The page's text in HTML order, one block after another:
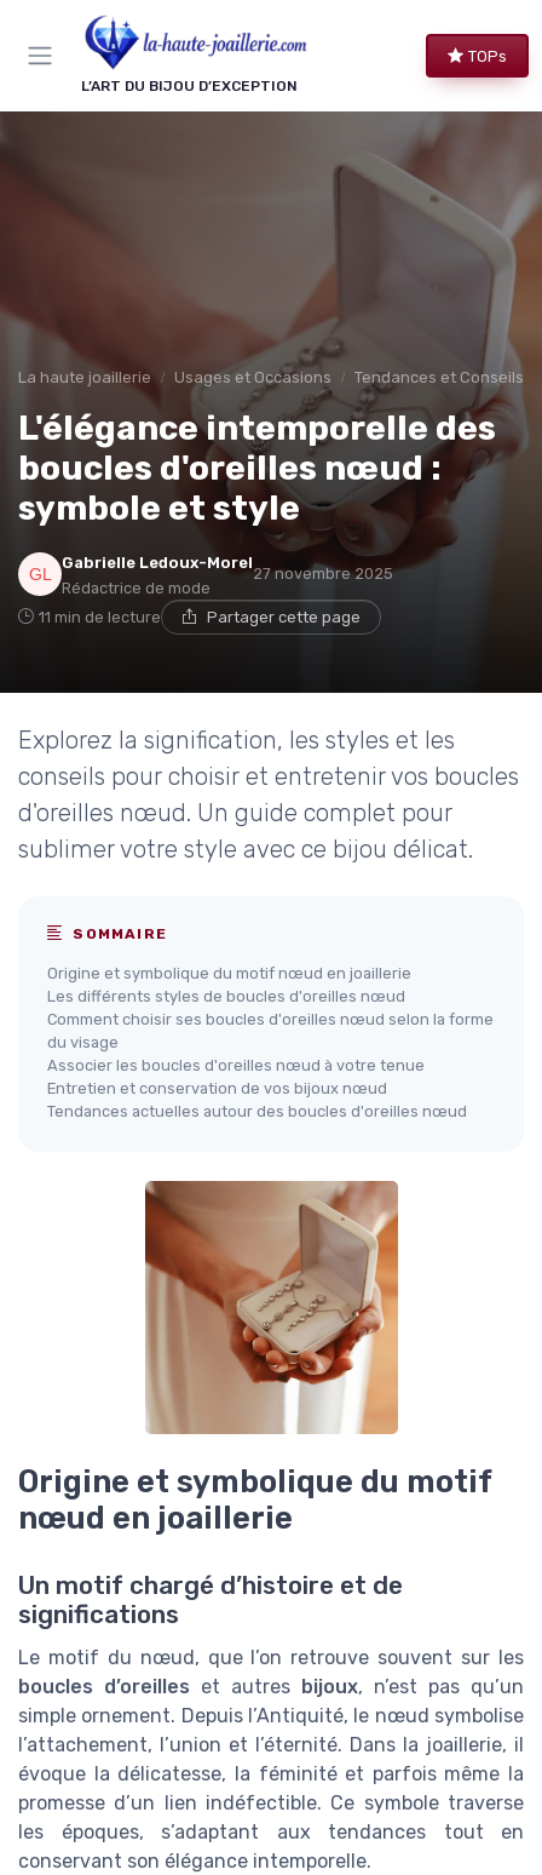
L’ART DU BIJOU D’EXCEPTION
TOPs
La haute joaillerie Usages et Occasions Tendances et Conseils
L'élégance intemporelle des
boucles d'oreilles nœud :
symbole et style
Gabrielle Ledoux-Morel
Rédactrice de mode
27 novembre 2025
11 min de lecture Partager cette page
Explorez la signification, les styles et les
conseils pour choisir et entretenir vos boucles
d'oreilles nœud. Un guide complet pour
sublimer votre style avec ce bijou délicat.
SOMMAIRE
Origine et symbolique du motif nœud en joaillerie
Les différents styles de boucles d'oreilles nœud
Comment choisir ses boucles d'oreilles nœud selon la forme
du visage
Associer les boucles d'oreilles nœud à votre tenue
Entretien et conservation de vos bijoux nœud
Tendances actuelles autour des boucles d'oreilles nœud
Origine et symbolique du motif
nœud en joaillerie
Un motif chargé d’histoire et de
significations
Le motif du nœud, que l’on retrouve souvent sur les
boucles d’oreilles et autres bijoux, n’est pas qu’un
simple ornement. Depuis l’Antiquité, le nœud symbolise
l’attachement, l’union et l’éternité. Dans la joaillerie, il
évoque la délicatesse, la féminité et parfois même la
promesse d’un lien indéfectible. Ce symbole traverse
les époques, s’adaptant aux tendances tout en
conservant son élégance intemporelle.
Panneau de gestion des cookies